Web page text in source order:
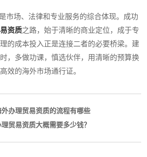
场、法律和专业服务的综合体现。成功
资质之路，始于清晰的商业定位，成于专
的成本投入正是连接二者的必要桥梁。建
，多做功课，慎选伙伴，用清晰的预算换
效的海外市场通行证。
办理贸易资质的流程有哪些
贸易资质大概需要多少钱？